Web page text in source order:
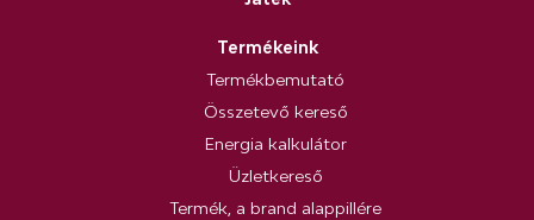
Termékeink
Termékbemutató
Összetevő kereső
Energia kalkulátor
Üzletkereső
Termék, a brand alappillére